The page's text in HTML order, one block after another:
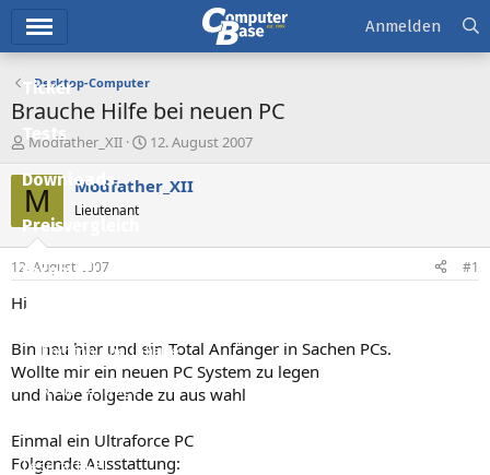
Ticker
Tests
Downloads
Preisvergleich
Forum
Aktuelles
Empfohlene Inhalte
Neue Beiträge
Leserartikel
Anmelden
Desktop-Computer
Brauche Hilfe bei neuen PC
E
s
t
e
e
Modfather_XII
E
s
t
12. August 2007
M Modfather_XII
Lieutenant
12. August 2007 #1
Hi
Bin neu hier und ein Total Anfänger in Sachen PCs.
Wollte mir ein neuen PC System zu legen
und habe folgende zu aus wahl
Einmal ein Ultraforce PC
Folgende Ausstattung: